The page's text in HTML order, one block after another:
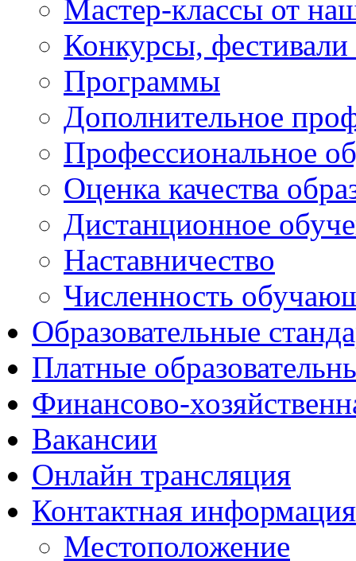
Мастер-классы от
Конкурсы,
Программы
Дополнительное
Профессиональное
Оценка качества
Дистанционное
Наставничество
Численность
Образовательные
Платные
Финансово-
Вакансии
Онлайн трансляция
Контактная информация
Местоположение